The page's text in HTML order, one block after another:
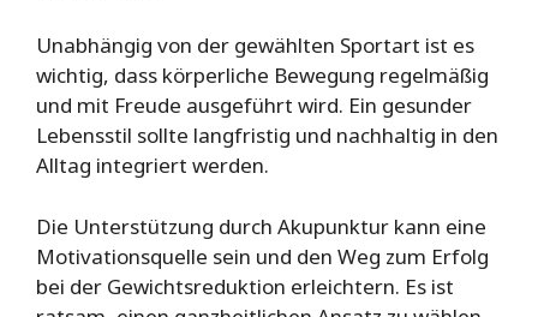
Unabhängig von der gewählten Sportart ist es
wichtig, dass körperliche Bewegung regelmäßig
und mit Freude ausgeführt wird. Ein gesunder
Lebensstil sollte langfristig und nachhaltig in den
Alltag integriert werden.
Die Unterstützung durch Akupunktur kann eine
Motivationsquelle sein und den Weg zum Erfolg
bei der Gewichtsreduktion erleichtern. Es ist